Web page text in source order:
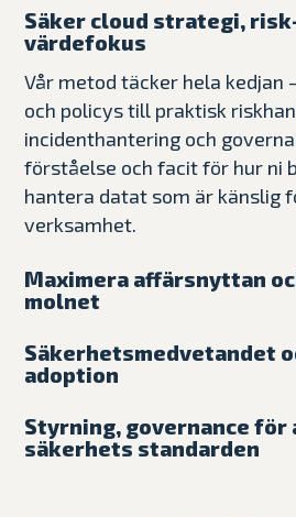
Säker cloud strategi,
värdefokus
Vår metod täcker hela kedjan
och policys till praktisk
incidenthantering och
förståelse och facit för hur ni
hantera datat som är känslig
verksamhet.
Maximera affärsnyttan
molnet
policys och processer
avancerad säkerhet. Etablerar
lösningar som är
verksamheten och
Säkerhetsmedvetandet
adoption
informationssäkerhet genom
riskhantering, styrning och
Styrning, governance för
säkerhets standarden